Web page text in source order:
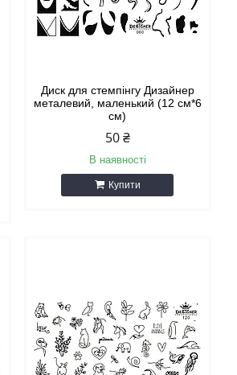
Диск для стемпінгу Дизайнер
металевий, маленький (12 см*6
см)
50 ₴
В наявності
Купити